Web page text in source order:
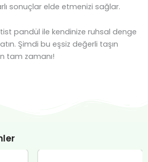
sonuçlar elde etmenizi sağlar.
pandül ile kendinize ruhsal denge
Şimdi bu eşsiz değerli taşın
tam zamanı!